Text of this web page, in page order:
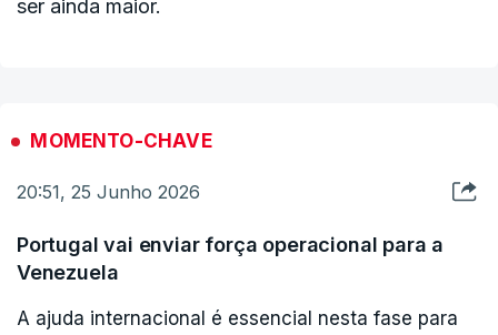
ser ainda maior.
MOMENTO-CHAVE
20:51, 25 Junho 2026
Portugal vai enviar força operacional para a
Venezuela
A ajuda internacional é essencial nesta fase para